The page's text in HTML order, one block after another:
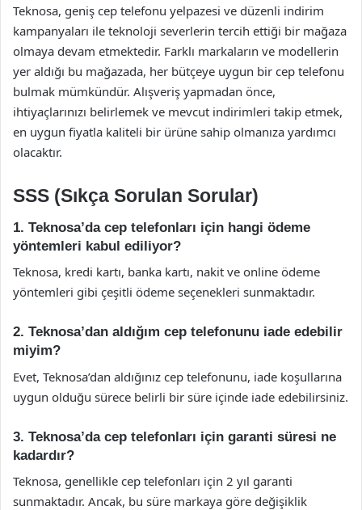
Teknosa, geniş cep telefonu yelpazesi ve düzenli indirim
kampanyaları ile teknoloji severlerin tercih ettiği bir mağaza
olmaya devam etmektedir. Farklı markaların ve modellerin
yer aldığı bu mağazada, her bütçeye uygun bir cep telefonu
bulmak mümkündür. Alışveriş yapmadan önce,
ihtiyaçlarınızı belirlemek ve mevcut indirimleri takip etmek,
en uygun fiyatla kaliteli bir ürüne sahip olmanıza yardımcı
olacaktır.
SSS (Sıkça Sorulan Sorular)
1. Teknosa’da cep telefonları için hangi ödeme
yöntemleri kabul ediliyor?
Teknosa, kredi kartı, banka kartı, nakit ve online ödeme
yöntemleri gibi çeşitli ödeme seçenekleri sunmaktadır.
2. Teknosa’dan aldığım cep telefonunu iade edebilir
miyim?
Evet, Teknosa’dan aldığınız cep telefonunu, iade koşullarına
uygun olduğu sürece belirli bir süre içinde iade edebilirsiniz.
3. Teknosa’da cep telefonları için garanti süresi ne
kadardır?
Teknosa, genellikle cep telefonları için 2 yıl garanti
sunmaktadır. Ancak, bu süre markaya göre değişiklik